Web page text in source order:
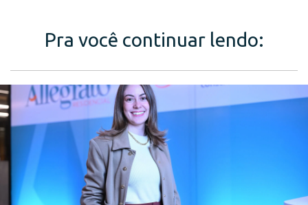
Pra você continuar lendo: